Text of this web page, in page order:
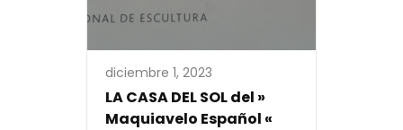
diciembre 1, 2023
LA CASA DEL SOL del »
Maquiavelo Español «